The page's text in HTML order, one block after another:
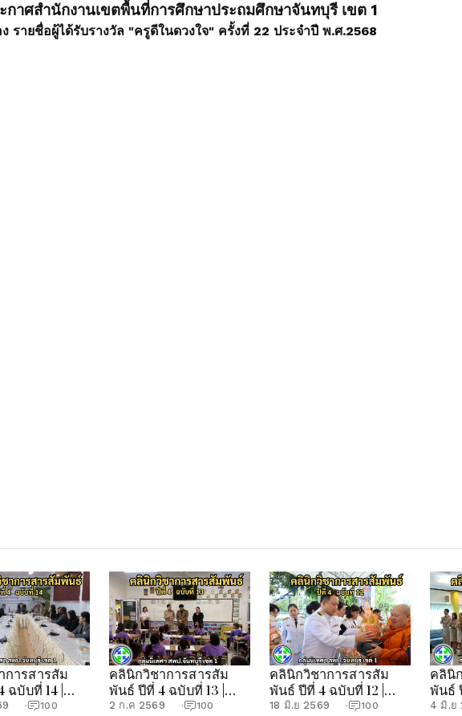
กาศสำนักงานเขตพื้นที่การศึกษาประถมศึกษาจันทบุรี เขต 1
ง รายชื่อผู้ได้รับรางวัล "ครูดีในดวงใจ" ครั้งที่ 22 ประจำปี พ.ศ.2568
การสารสัม
บับที่ 14 |
สพป.จันทบุรี
· 100
คลินิกวิชาการสารสัม
พันธ์ ปีที่ 4 ฉบับที่ 13 |
กลุ่มนิเทศฯ สพป.จันทบุรี
2 ก.ค 2569 · 100
คลินิกวิชาการสารสัม
พันธ์ ปีที่ 4 ฉบับที่ 12 |
กลุ่มนิเทศฯ สพป.จันทบุรี
18 มิ.ย 2569 · 100
คลินิ
พันธ์
นิเท
4 มิ.ย